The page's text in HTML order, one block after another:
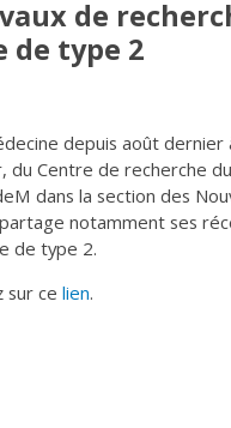
de
de type 2
depuis août
Centre de recherche
dans la section des
notamment ses
de type 2.
sur ce lien.